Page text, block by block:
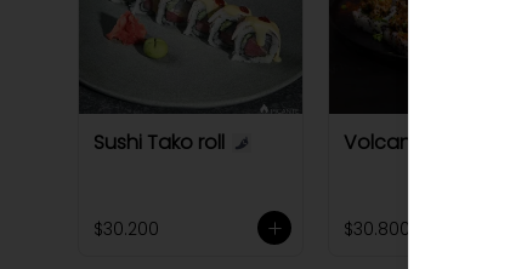
Sushi Tako roll
$30.200
Volcano Roll
$30.800